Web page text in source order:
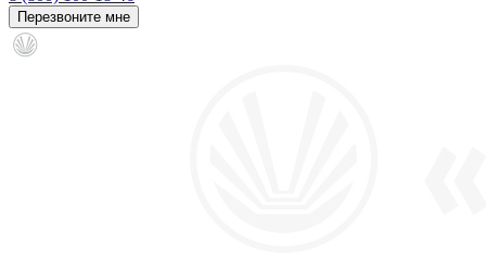
Перезвоните мне